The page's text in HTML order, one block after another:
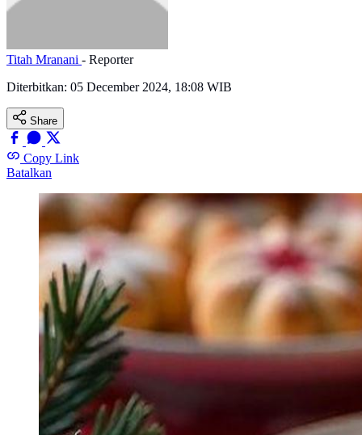
Titah Mranani - Reporter
Diterbitkan: 05 December 2024, 18:08 WIB
Share
Copy Link
Batalkan